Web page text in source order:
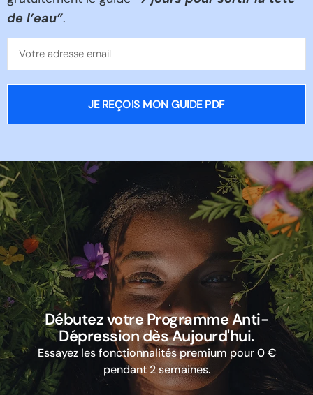
de l’eau”.
JE REÇOIS MON GUIDE PDF
Débutez votre Programme Anti-
Dépression dès Aujourd'hui.
Essayez les fonctionnalités premium pour 0 €
pendant 2 semaines.